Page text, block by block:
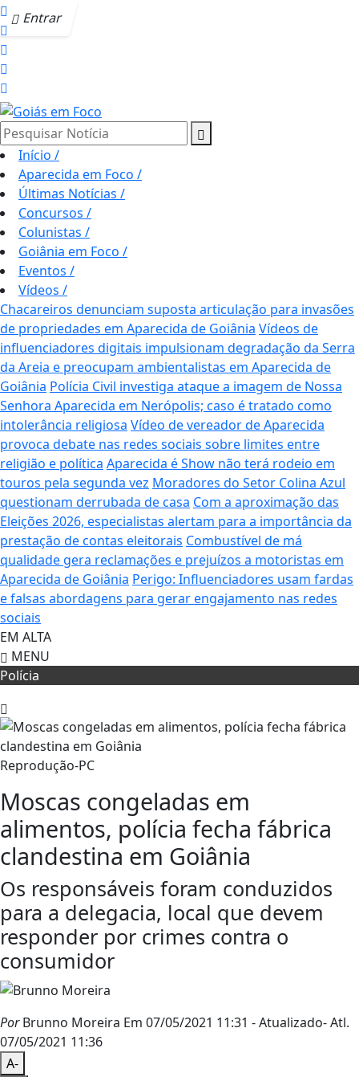
Entrar
Pesquisar Notícia
Início /
Aparecida em Foco /
Últimas Notícias /
Concursos /
Colunistas /
Goiânia em Foco /
Eventos /
Vídeos /
Chacareiros denunciam suposta articulação para invasões
de propriedades em Aparecida de Goiânia Vídeos de
influenciadores digitais impulsionam degradação da Serra
da Areia e preocupam ambientalistas em Aparecida de
Goiânia Polícia Civil investiga ataque a imagem de Nossa
Senhora Aparecida em Nerópolis; caso é tratado como
intolerância religiosa Vídeo de vereador de Aparecida
provoca debate nas redes sociais sobre limites entre
religião e política Aparecida é Show não terá rodeio em
touros pela segunda vez Moradores do Setor Colina Azul
questionam derrubada de casa Com a aproximação das
Eleições 2026, especialistas alertam para a importância da
prestação de contas eleitorais Combustível de má
qualidade gera reclamações e prejuízos a motoristas em
Aparecida de Goiânia Perigo: Influenciadores usam fardas
e falsas abordagens para gerar engajamento nas redes
sociais
EM ALTA
MENU
Polícia
Reprodução-PC
Moscas congeladas em
alimentos, polícia fecha fábrica
clandestina em Goiânia
Os responsáveis foram conduzidos
para a delegacia, local que devem
responder por crimes contra o
consumidor
PorBrunno Moreira Em 07/05/2021 11:31 - Atualizado- Atl.
07/05/2021 11:36
A-